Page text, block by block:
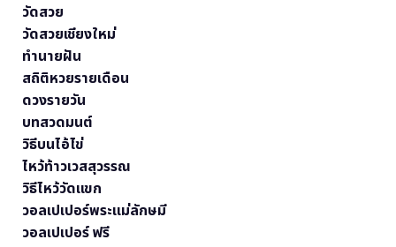
วัดสวย
วัดสวยเชียงใหม่
ทำนายฝัน
สถิติหวยรายเดือน
ดวงรายวัน
บทสวดมนต์
วิธีบนไอ้ไข่
ไหว้ท้าวเวสสุวรรณ
วิธีไหว้วัดแขก
วอลเปเปอร์พระแม่ลักษมี
วอลเปเปอร์ ฟรี